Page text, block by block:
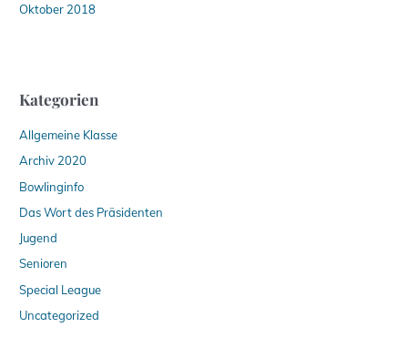
Oktober 2018
Kategorien
Allgemeine Klasse
Archiv 2020
Bowlinginfo
Das Wort des Präsidenten
Jugend
Senioren
Special League
Uncategorized